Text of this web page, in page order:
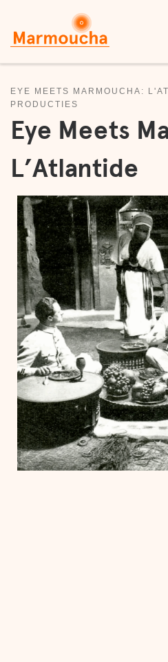
Skip to content
EYE MEETS MARMOUCHA:
PRODUCTIES
Eye Meets
L’Atlantide